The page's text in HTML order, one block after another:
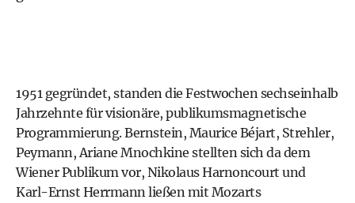
1951 gegründet, standen die Festwochen sechseinhalb
Jahrzehnte für visionäre, publikumsmagnetische
Programmierung. Bernstein, Maurice Béjart, Strehler,
Peymann, Ariane Mnochkine stellten sich da dem
Wiener Publikum vor, Nikolaus Harnoncourt und
Karl-Ernst Herrmann ließen mit Mozarts